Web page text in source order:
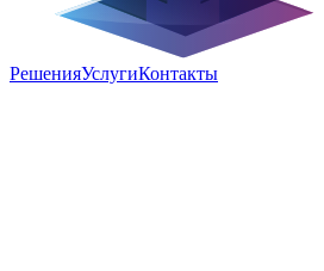
РешенияУслугиКонтакты